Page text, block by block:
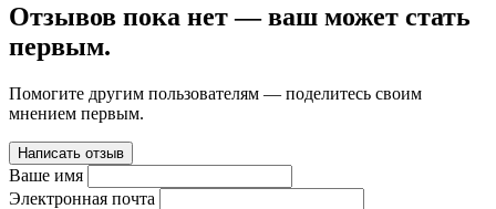
Отзывов пока нет — ваш может стать
первым.
Помогите другим пользователям — поделитесь своим
мнением первым.
Написать отзыв
Ваше имя
Электронная почта